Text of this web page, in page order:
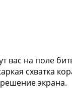
вас на поле
схватка
экрана.